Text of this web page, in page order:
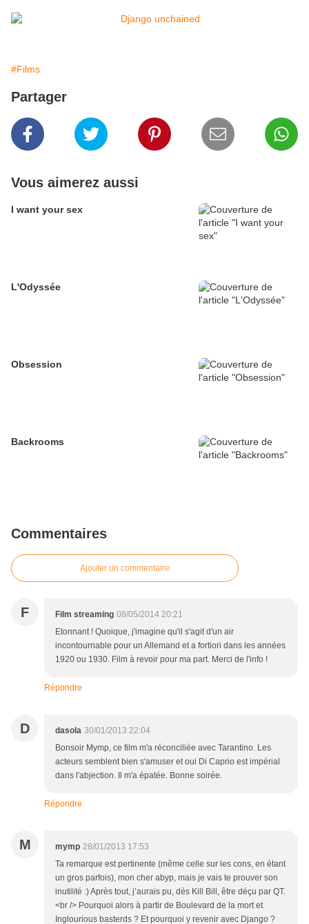
#Films
Partager
Vous aimerez aussi
I want your sex
L'Odyssée
Obsession
Backrooms
Commentaires
Ajouter un commentaire
F Film streaming 08/05/2014 20:21
Etonnant ! Quoique, j'imagine qu'il s'agit d'un air
incontournable pour un Allemand et a fortiori dans les années
1920 ou 1930. Film à revoir pour ma part. Merci de l'info !
Répondre
D dasola 30/01/2013 22:04
Bonsoir Mymp, ce film m'a réconciliée avec Tarantino. Les
acteurs semblent bien s'amuser et oui Di Caprio est impérial
dans l'abjection. Il m'a épatée. Bonne soirée.
Répondre
M mymp 28/01/2013 17:53
Ta remarque est pertinente (même celle sur les cons, en étant
un gros parfois), mon cher abyp, mais je vais te prouver son
inutilité :) Après tout, j’aurais pu, dès Kill Bill, être déçu par QT.
<br /> Pourquoi alors à partir de Boulevard de la mort et
Inglourious basterds ? Et pourquoi y revenir avec Django ?